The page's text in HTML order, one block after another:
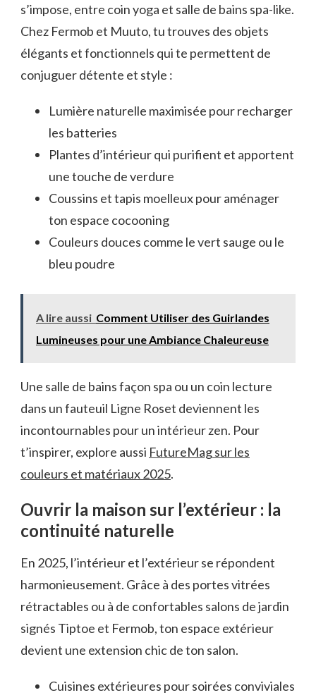
s’impose, entre coin yoga et salle de bains spa-like.
Chez Fermob et Muuto, tu trouves des objets
élégants et fonctionnels qui te permettent de
conjuguer détente et style :
Lumière naturelle maximisée pour recharger
les batteries
Plantes d’intérieur qui purifient et apportent
une touche de verdure
Coussins et tapis moelleux pour aménager
ton espace cocooning
Couleurs douces comme le vert sauge ou le
bleu poudre
A lire aussi Comment Utiliser des Guirlandes
Lumineuses pour une Ambiance Chaleureuse
Une salle de bains façon spa ou un coin lecture
dans un fauteuil Ligne Roset deviennent les
incontournables pour un intérieur zen. Pour
t’inspirer, explore aussi FutureMag sur les
couleurs et matériaux 2025.
Ouvrir la maison sur l’extérieur : la
continuité naturelle
En 2025, l’intérieur et l’extérieur se répondent
harmonieusement. Grâce à des portes vitrées
rétractables ou à de confortables salons de jardin
signés Tiptoe et Fermob, ton espace extérieur
devient une extension chic de ton salon.
Cuisines extérieures pour soirées conviviales